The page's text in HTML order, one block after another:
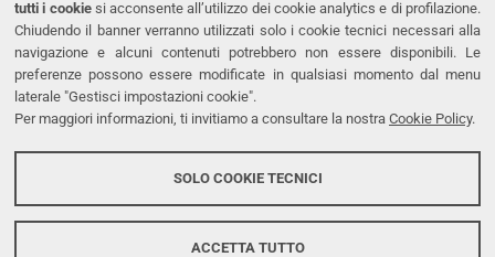
tutti i cookiesi acconsente all’utilizzo dei cookie analytics e di profilazione.
Chiudendo il banner verranno utilizzati solo i cookie tecnici necessari alla
navigazione e alcuni contenuti potrebbero non essere disponibili. Le
preferenze possono essere modificate in qualsiasi momento dal menu
laterale "Gestisci impostazioni cookie".
Per maggiori informazioni, ti invitiamo a consultare la nostra Cookie Policy.
SOLO COOKIE TECNICI
ACCETTA TUTTO
PEC
LINKS
Dichiarazione di accessibilità
Protezione dati personali